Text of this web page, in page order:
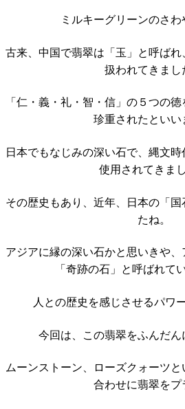
ミルキーグリーンのさわ
古来、中国で翡翠は「玉」と呼ば
扱われてきまし
「仁・義・礼・智・信」の５つの徳
珍重されたといい
日本でもなじみの深い石で、縄文
使用されてきまし
その歴史もあり、近年、日本の「
たね。
アジアに縁の深い石かと思いきや
「奇跡の石」と呼ばれて
人との歴史を感じさせるパワ
今回は、この翡翠をふんだん
ムーンストーン、ローズクォーツ
合わせに翡翠をプ